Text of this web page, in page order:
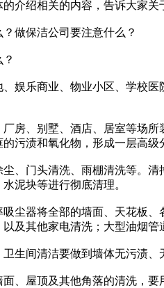
介绍相关的内容，告诉大家关
做保洁公司要注意什么？
乐商业、物业小区、学校医
、别墅、酒店、居室等场所
污渍和氧化物，形成一层高
门头清洗、雨棚清洗等。清
泥块等进行彻底清理。
器将全部的墙面、天花板、
及其他家电清洗；大型油烟管
间清洁要做到墙体无污渍、
屋顶及其他角落的清洗，要